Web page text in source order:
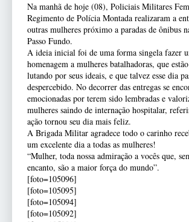
Na manhã de hoje (08), Policiais Militares
Regimento de Polícia Montada realizaram a
outras mulheres próximo a paradas de ônibus
Passo Fundo.
A ideia inicial foi de uma forma singela fazer
homenagem a mulheres batalhadoras, que
lutando por seus ideais, e que talvez esse dia
despercebido. No decorrer das entregas se
emocionadas por terem sido lembradas e
mulheres saindo de internação hospitalar,
ação tornou seu dia mais feliz.
A Brigada Militar agradece todo o carinho
um excelente dia a todas as mulheres!
“Mulher, toda nossa admiração a vocês que,
encanto, são a maior força do mundo”.
[foto=105096]
[foto=105095]
[foto=105094]
[foto=105092]